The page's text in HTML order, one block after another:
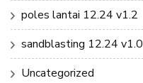
poles lantai 12.24 v1.2
sandblasting 12.24 v1.0
Uncategorized